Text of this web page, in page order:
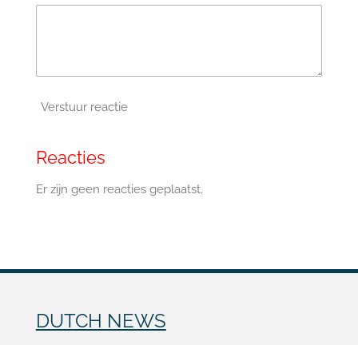
Verstuur reactie
Reacties
Er zijn geen reacties geplaatst.
DUTCH NEWS